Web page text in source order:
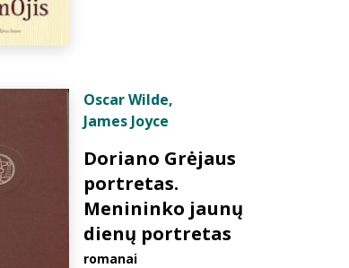
Oscar Wilde,
James Joyce
Doriano Grėjaus
portretas.
Menininko jaunų
dienų portretas
romanai